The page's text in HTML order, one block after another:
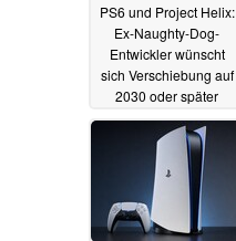
PS6 und Project Helix:
Ex-Naughty-Dog-
Entwickler wünscht
sich Verschiebung auf
2030 oder später
30.06.2026